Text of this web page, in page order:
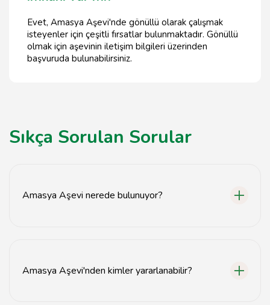
Evet, Amasya Aşevi'nde gönüllü olarak çalışmak
isteyenler için çeşitli fırsatlar bulunmaktadır. Gönüllü
olmak için aşevinin iletişim bilgileri üzerinden
başvuruda bulunabilirsiniz.
Sıkça Sorulan Sorular
Amasya Aşevi nerede bulunuyor?
Amasya Aşevi'nden kimler yararlanabilir?